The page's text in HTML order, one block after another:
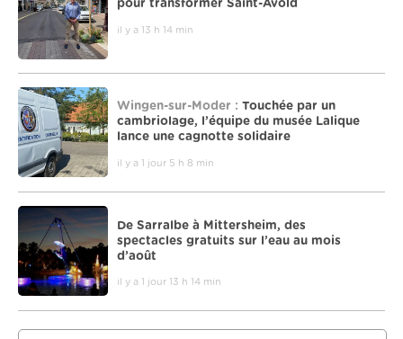
pour transformer Saint-Avold
il y a 13 h 14 min
Wingen-sur-Moder : Touchée par un
cambriolage, l’équipe du musée Lalique
lance une cagnotte solidaire
il y a 1 jour 5 h 8 min
De Sarralbe à Mittersheim, des
spectacles gratuits sur l’eau au mois
d’août
il y a 1 jour 13 h 14 min